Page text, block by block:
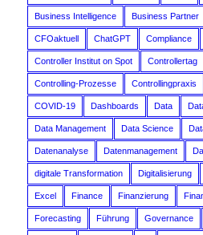
Business Intelligence Business Partner
CFOaktuell ChatGPT Compliance
Controller Institut on Spot Controllertag
Controlling-Prozesse Controllingpraxis
COVID-19 Dashboards Data
Data Management Data Science
Datenanalyse Datenmanagement
digitale Transformation Digitalisierung
Excel Finance Finanzierung
Forecasting Führung Governance